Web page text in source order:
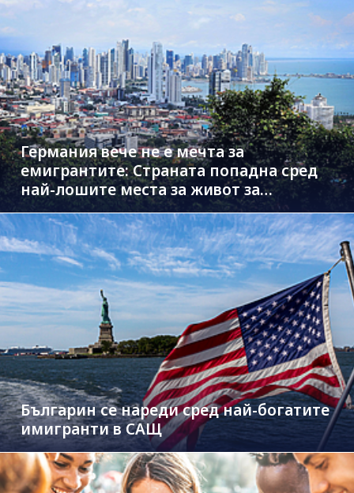
Германия вече не е мечта за
емигрантите: Страната попадна сред
най-лошите места за живот за
чужденци
Българин се нареди сред най-богатите
имигранти в САЩ